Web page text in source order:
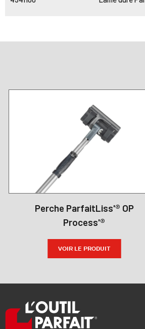
Perche ParfaitLiss'® OP
Process'®
VOIR LE PRODUIT